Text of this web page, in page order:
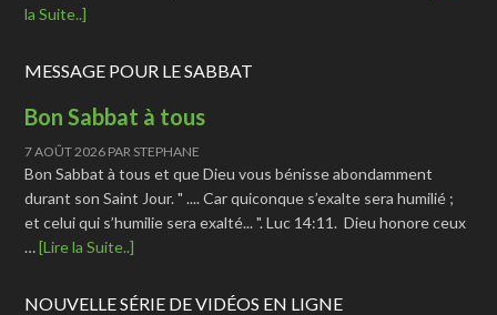
la Suite..]
MESSAGE POUR LE SABBAT
Bon Sabbat à tous
7 AOÛT 2026 PAR STEPHANE
Bon Sabbat à tous et que Dieu vous bénisse abondamment
durant son Saint Jour. " .... Car quiconque s’exalte sera humilié ;
et celui qui s’humilie sera exalté... ". Luc 14:11. Dieu honore ceux
…[Lire la Suite..]
NOUVELLE SÉRIE DE VIDÉOS EN LIGNE